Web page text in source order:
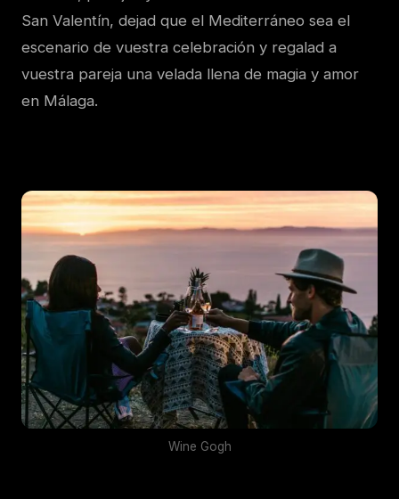
San Valentín, dejad que el Mediterráneo sea el
escenario de vuestra celebración y regalad a
vuestra pareja una velada llena de magia y amor
en Málaga.
Wine Gogh